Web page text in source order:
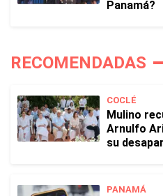
Panamá?
RECOMENDADAS
COCLÉ
Mulino
Arnulfo
su
PANAMÁ